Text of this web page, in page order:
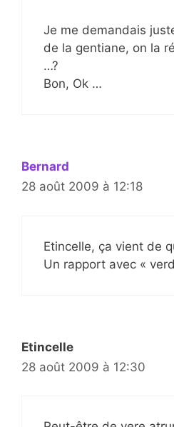
Je me demandais
de la gentiane, on la
…?
Bon, Ok …
Bernard
28 août 2009 à 12:18
Etincelle, ça vient de
Un rapport avec «
Etincelle
28 août 2009 à 12:30